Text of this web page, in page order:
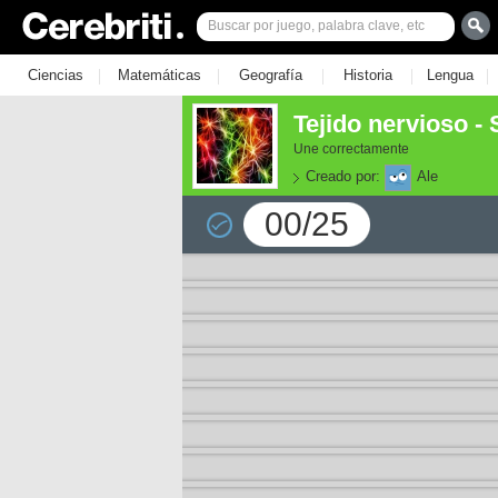
Ciencias | Matemáticas | Geografía | Historia | Lengua |
Tejido nervioso -
Une correctamente
Creado por: Ale
00/25